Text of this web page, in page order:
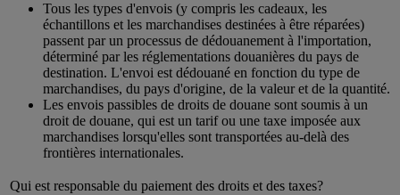
Tous les types d'envois (y compris les cadeaux, les
échantillons et les marchandises destinées à être réparées)
passent par un processus de dédouanement à l'importation,
déterminé par les réglementations douanières du pays de
destination. L'envoi est dédouané en fonction du type de
marchandises, du pays d'origine, de la valeur et de la quantité.
Les envois passibles de droits de douane sont soumis à un
droit de douane, qui est un tarif ou une taxe imposée aux
marchandises lorsqu'elles sont transportées au-delà des
frontières internationales.
Qui est responsable du paiement des droits et des taxes?